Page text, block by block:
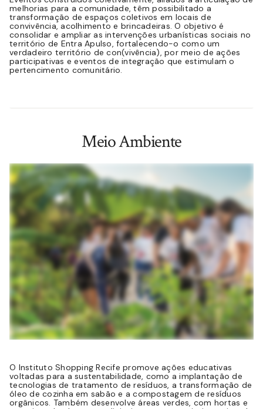
melhorias para a comunidade, têm possibilitado a
transformação de espaços coletivos em locais de
convivência, acolhimento e brincadeiras. O objetivo é
consolidar e ampliar as intervenções urbanísticas sociais no
território de Entra Apulso, fortalecendo-o como um
verdadeiro território de con(vivência), por meio de ações
participativas e eventos de integração que estimulam o
pertencimento comunitário.
Meio Ambiente
O Instituto Shopping Recife promove ações educativas
voltadas para a sustentabilidade, como a implantação de
tecnologias de tratamento de resíduos, a transformação de
óleo de cozinha em sabão e a compostagem de resíduos
orgânicos. Também desenvolve áreas verdes, com hortas e